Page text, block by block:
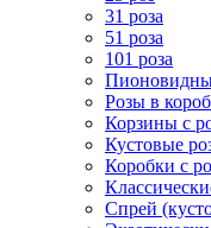
31 роза
51 роза
101 роза
Розы в
Корзины с
Кустовые
Коробки с
Спрей